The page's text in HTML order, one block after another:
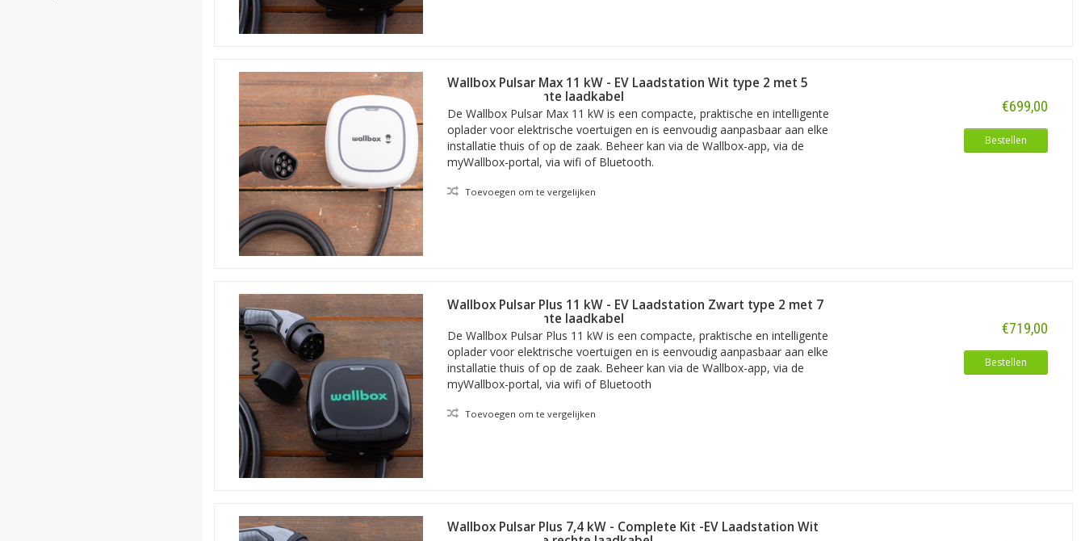
De Wallbox Pulsar Max versus de Wallbox Pulsar Plus
De Pulsar Max is de opvolger van de Pulsar Plus. Logischerwijs beschikt deze dus óók over de standaard kenmerken en voordelen zoals
hiervoor beschreven. Maar wat zijn de verbeteringen ten opzichte van het vorige model? Dat zijn er meerdere. We sommen ze
puntsgewijs op.
De Pulsar Max:
Is nog robuuster ontworpen, tevens krasbestendig(er);
Is nog eenvoudiger te installeren;
Heeft iets meer interne ruimte en is net een slagje groter
Heeft een verbeterde IK10-beschermingsgraad (schok- en valbestendigheid) en IP55-bescherming (stof- en spuitwaterdicht);
koppelingen met TIBBER);
Is nog geschikter voor grotere laadinstallaties; de Pulsar Max kan via de functie ‘Power Sharing’ de stroom efficiënt verdelen tot
over wel 100 laders tegelijkertijd;
Heeft spraakbesturing via Amazon Alexa of Google Assistant
Heeft een vernieuwde Halo Light Standby-functie: het lampje schakelt na 8 seconden activering automatisch uit. Inclusief software
updates (geldt voor elke Pulsar).
Wallbox Pulsar Max 11 kW - EV Laadstation Wit type 2 met 5
meter vaste rechte laadkabel
De Wallbox Pulsar Max 11 kW is een compacte, praktische en intelligente
oplader voor elektrische voertuigen en is eenvoudig aanpasbaar aan elke
installatie thuis of op de zaak. Beheer kan via de Wallbox-app, via de
myWallbox-portal, via wifi of Bluetooth.
Toevoegen om te vergelijken
€699,00
Bestellen
Wallbox Pulsar Plus 11 kW - EV Laadstation Zwart type 2 met 7
meter vaste rechte laadkabel
De Wallbox Pulsar Plus 11 kW is een compacte, praktische en intelligente
oplader voor elektrische voertuigen en is eenvoudig aanpasbaar aan elke
installatie thuis of op de zaak. Beheer kan via de Wallbox-app, via de
myWallbox-portal, via wifi of Bluetooth
Toevoegen om te vergelijken
€719,00
Bestellen
Wallbox Pulsar Plus 7,4 kW - Complete Kit -EV Laadstation Wit